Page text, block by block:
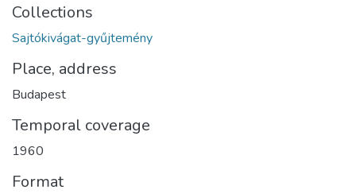
Collections
Sajtókivágat-gyűjtemény
Place, address
Budapest
Temporal coverage
1960
Format